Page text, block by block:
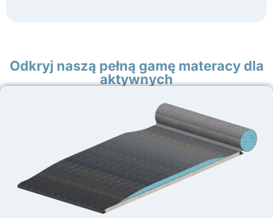
Odkryj naszą pełną gamę materacy dla
aktywnych